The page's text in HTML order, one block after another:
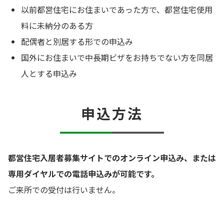
以前都営住宅にお住まいであった方で、都営住宅使用
料に未納分のある方
配偶者と別居する形での申込み
国外にお住まいで中長期ビザをお持ちでない方を同居
人とする申込み
申込方法
都営住宅入居者募集サイトでのオンライン申込み、または
専用ダイヤルでの電話申込みが可能です。
ご来所での受付は行いません。